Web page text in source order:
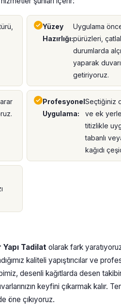
Yüzey
Hazırlığı:
Uygulama
pürüzleri,
durumlarda
yaparak
getiriyoruz.
Profesyonel
Uygulama:
Seçtiğiniz
ve ek
titizlikle
tabanlı
kağıdı
Yapı Tadilat olarak fark
kaliteli yapıştırıcılar ve
desenli kağıtlarda desen
keyfini çıkarmak kalır.
öne çıkıyoruz.